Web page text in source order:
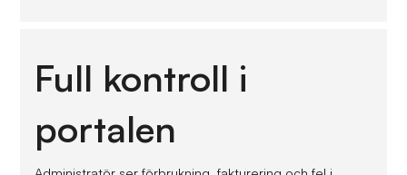
Full kontroll i
portalen